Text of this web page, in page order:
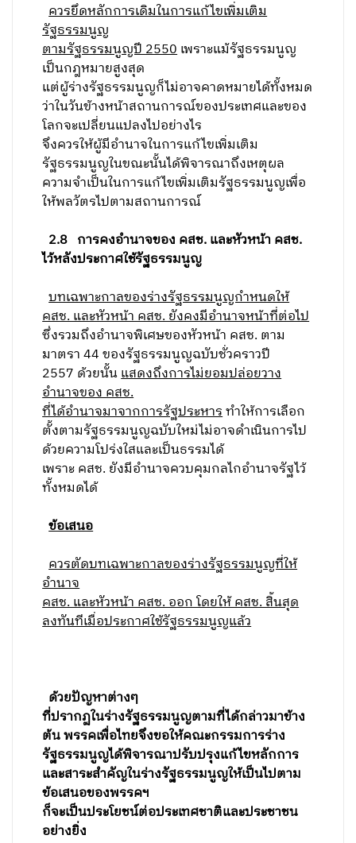
ควรยึดหลักการเดิมในการแก้ไขเพิ่มเติม
รัฐธรรมนูญ
ตามรัฐธรรมนูญปี 2550เพราะแม้รัฐธรรมนูญ
เป็นกฎหมายสูงสุด
แต่ผู้ร่างรัฐธรรมนูญก็ไม่อาจคาดหมายได้ทั้งหมด
ว่าในวันข้างหน้าสถานการณ์ของประเทศและของ
โลกจะเปลี่ยนแปลงไปอย่างไร
จึงควรให้ผู้มีอำนาจในการแก้ไขเพิ่มเติม
รัฐธรรมนูญในขณะนั้นได้พิจารณาถึงเหตุผล
ความจำเป็นในการแก้ไขเพิ่มเติมรัฐธรรมนูญเพื่อ
ให้พลวัตรไปตามสถานการณ์
2.8 การคงอำนาจของ คสช. และหัวหน้า คสช.
ไว้หลังประกาศใช้รัฐธรรมนูญ
บทเฉพาะกาลของร่างรัฐธรรมนูญกำหนดให้
คสช. และหัวหน้า คสช. ยังคงมีอำนาจหน้าที่ต่อไป
ซึ่งรวมถึงอำนาจพิเศษของหัวหน้า คสช. ตาม
มาตรา 44 ของรัฐธรรมนูญฉบับชั่วคราวปี
2557 ด้วยนั้นแสดงถึงการไม่ยอมปล่อยวาง
อำนาจของ คสช.
ที่ได้อำนาจมาจากการรัฐประหารทำให้การเลือก
ตั้งตามรัฐธรรมนูญฉบับใหม่ไม่อาจดำเนินการไป
ด้วยความโปร่งใสและเป็นธรรมได้
เพราะ คสช. ยังมีอำนาจควบคุมกลไกอำนาจรัฐไว้
ทั้งหมดได้
ข้อเสนอ
ควรตัดบทเฉพาะกาลของร่างรัฐธรรมนูญที่ให้
อำนาจ
คสช. และหัวหน้า คสช. ออก โดยให้ คสช. สิ้นสุด
ลงทันทีเมื่อประกาศใช้รัฐธรรมนูญแล้ว
ด้วยปัญหาต่างๆ
ที่ปรากฏในร่างรัฐธรรมนูญตามที่ได้กล่าวมาข้าง
ต้น พรรคเพื่อไทยจึงขอให้คณะกรรมการร่าง
รัฐธรรมนูญได้พิจารณาปรับปรุงแก้ไขหลักการ
และสาระสำคัญในร่างรัฐธรรมนูญให้เป็นไปตาม
ข้อเสนอของพรรคฯ
ก็จะเป็นประโยชน์ต่อประเทศชาติและประชาชน
อย่างยิ่ง